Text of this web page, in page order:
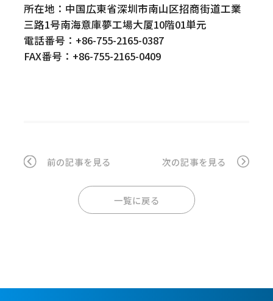
所在地：中国広東省深圳市南山区招商街道工業
三路1号南海意庫夢工場大厦10階01単元
電話番号：+86-755-2165-0387
FAX番号：+86-755-2165-0409
前の記事を見る
一覧に戻る
次の記事を見る